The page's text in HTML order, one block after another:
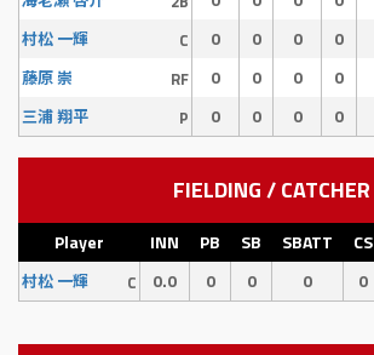
村松 一輝 C 0 0 0 0
藤原 崇 RF 0 0 0 0
三浦 翔平 P 0 0 0 0
FIELDING / CATCHER
Player INN PB SB SBATT CS
村松 一輝 C 0.0 0 0 0 0